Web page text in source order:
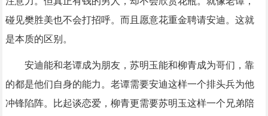
碰见樊胜美也不会打招呼。而且愿意花重金聘请安迪。这就
是本质的区别。
安迪能和老谭成为朋友，苏明玉能和柳青成为哥们，靠
的都是他们自身的能力。老谭需要安迪这样一个排头兵为他
冲锋陷阵。比起谈恋爱，柳青更需要苏明玉这样一个兄弟陪